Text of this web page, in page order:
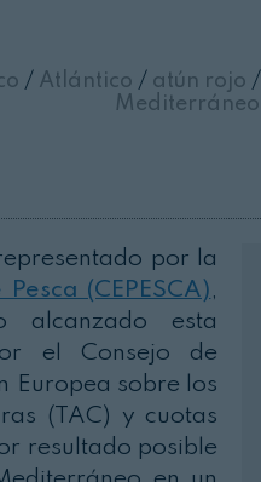
/ Atlántico / atún rojo /
Mediterráneo
por la
(CEPESCA) ,
alcanzado esta
el Consejo de
Europea sobre los
(TAC) y cuotas
resultado posible